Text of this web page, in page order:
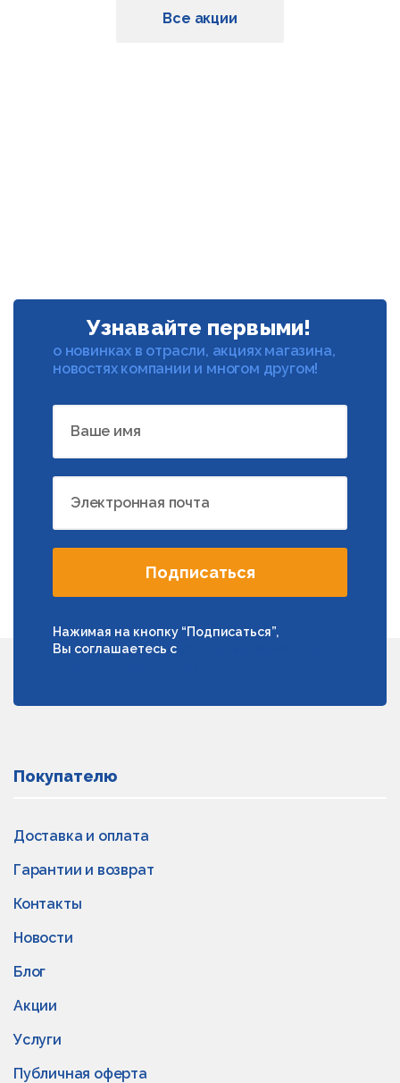
Все акции
Узнавайте первыми!
о новинках в отрасли, акциях магазина,
новостях компании и многом другом!
Ваше имя
Электронная почта
Подписаться
Нажимая на кнопку “Подписаться”,
Вы соглашаетесь с
Покупателю
Доставка и оплата
Гарантии и возврат
Контакты
Новости
Блог
Акции
Услуги
Публичная оферта